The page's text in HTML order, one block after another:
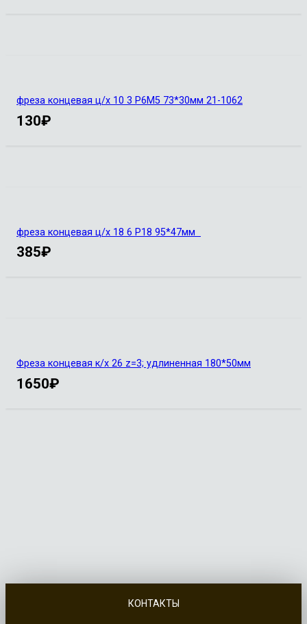
фреза концевая ц/х 10 3 Р6М5 73*30мм 21-1062
130₽
фреза концевая ц/х 18 6 Р18 95*47мм
385₽
Фреза концевая к/х 26 z=3; удлиненная 180*50мм
1650₽
КОНТАКТЫ